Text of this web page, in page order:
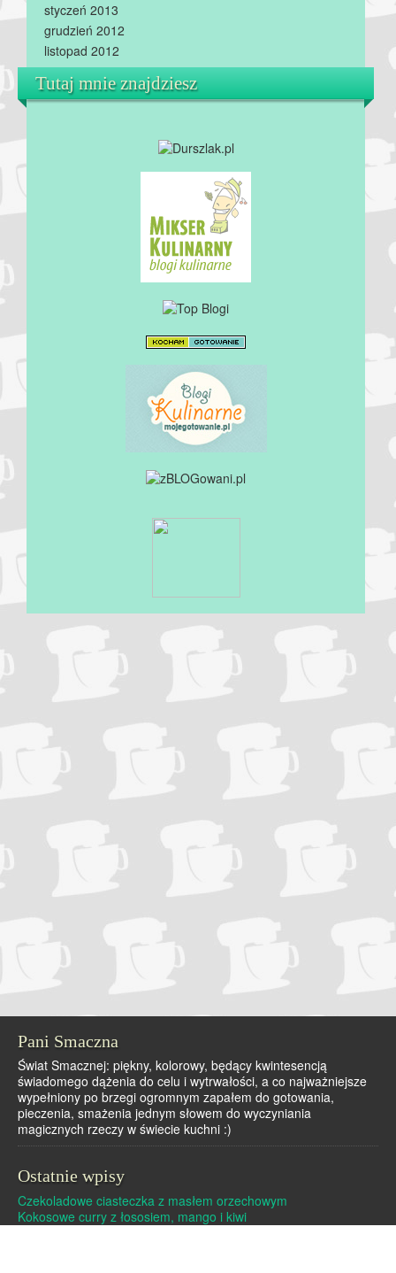
styczeń 2013
grudzień 2012
listopad 2012
Tutaj mnie znajdziesz
Pani Smaczna
Świat Smacznej: piękny, kolorowy, będący kwintesencją
świadomego dążenia do celu i wytrwałości, a co najważniejsze
wypełniony po brzegi ogromnym zapałem do gotowania,
pieczenia, smażenia jednym słowem do wyczyniania
magicznych rzeczy w świecie kuchni :)
Ostatnie wpisy
Czekoladowe ciasteczka z masłem orzechowym
Kokosowe curry z łososiem, mango i kiwi